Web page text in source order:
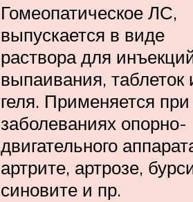
Гомеопатическое ЛС,
выпускается в виде
раствора для
выпаивания, таблеток
геля. Применяется при
заболеваниях опорно-
двигательного
артрите, артрозе,
синовите и пр.